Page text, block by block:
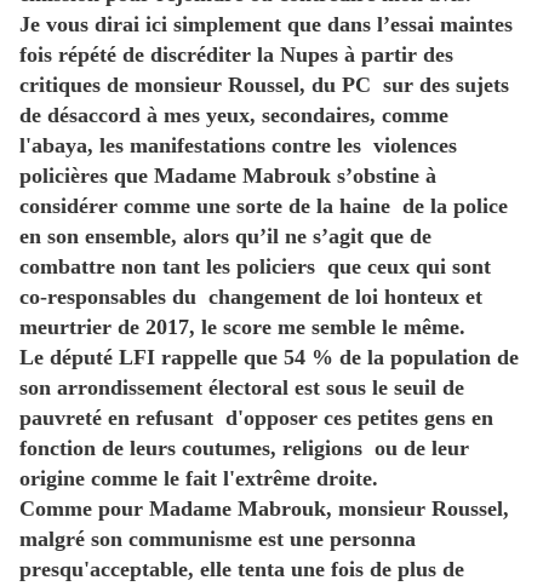
Je vous dirai ici simplement que dans l’essai maintes
fois répété de discréditer la Nupes à partir des
critiques de monsieur Roussel, du PC sur des sujets
de désaccord à mes yeux,‭ ‬secondaires,‭ ‬comme
l'abaya,‭ ‬les manifestations contre les violences
policières que Madame Mabrouk s’obstine à
considérer comme une sorte de la haine‭ ‬de la police
en son ensemble, alors qu’il ne s’agit que de
combattre non tant les policiers que ceux qui sont
co-responsables du changement de loi honteux et
meurtrier de‭ ‬2017, le score me semble le même.
Le député LFI rappelle que‭ ‬54‭ ‬%‭ ‬de la population de
son arrondissement électoral est sous le seuil de
pauvreté en refusant‭ ‬d'opposer ces petites gens ‬en
fonction de leurs coutumes,‭ ‬religions‭ ou de leur
origine comme le fait l'extrême droite.
Comme pour Madame Mabrouk, monsieur Roussel,‭
‬malgré son communisme est une personna
presqu'acceptable,‭ ‬elle tenta une fois de plus de